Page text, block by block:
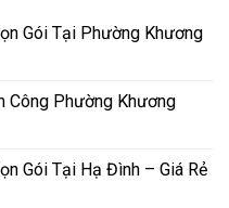
Gói Tại Phường Khương
Công Phường Khương
Gói Tại Hạ Đình – Giá Rẻ